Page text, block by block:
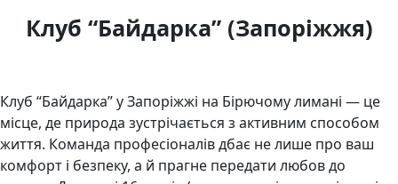
Клуб “Байдарка” (Запоріжжя)
Клуб “Байдарка” у Запоріжжі на Бірючому лимані — це
місце, де природа зустрічається з активним способом
життя. Команда професіоналів дбає не лише про ваш
комфорт і безпеку, а й прагне передати любов до